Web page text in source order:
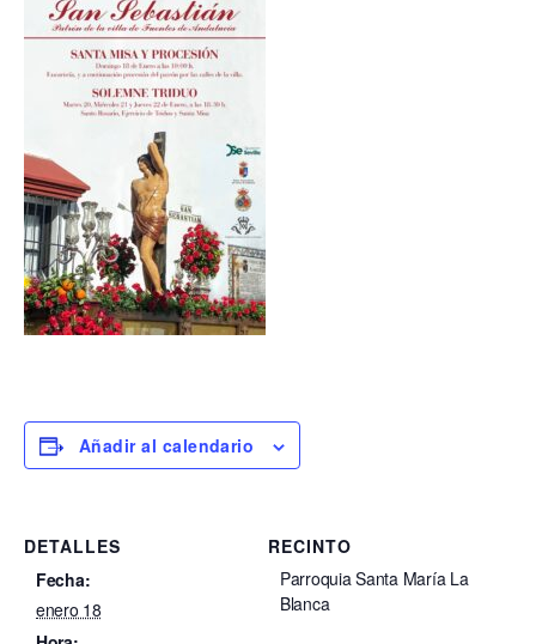
Añadir al calendario
DETALLES
Fecha:
enero 18
RECINTO
Parroquia Santa María La
Blanca